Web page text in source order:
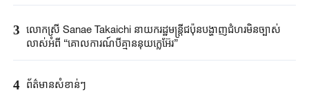
3 លោកស្រី Sanae ​Takaichi ​នាយករដ្ឋមន្ត្រី​ជប៉ុន​បង្ហាញជំហរមិន​ច្បាស់​
លាស់​អំពី ​“គោលការណ៍បី​គ្មាននុយក្លេអ៊ែរ​”​
4 ព័ត៌មានសំខាន់ៗ